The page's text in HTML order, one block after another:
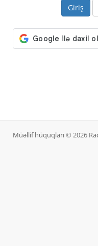
Müəllif hüquqları © 2026